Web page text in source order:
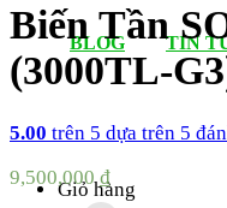
BLOG TIN
Giỏ hàng
Biến Tần
(3000TL-
5.00 trên 5 dựa trên 5
9,500,000₫